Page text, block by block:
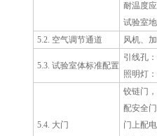
耐温度
试验室
5.2. 空气调节通道
风机、
5.3. 试验室体标准配置
引线孔
照明灯
5.4. 大门
铰链门
配安全
门上配